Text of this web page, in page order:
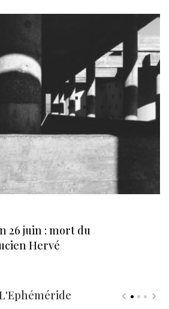
26 juin : mort du
Hervé